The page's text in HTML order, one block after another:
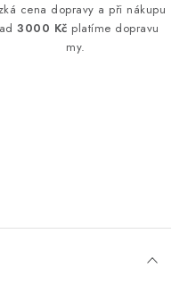
cena dopravy a při nákupu
3000 Kč platíme dopravu
my.